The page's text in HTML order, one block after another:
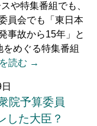
や特集番組でも、
員会でも「東日本
事故から15年」と
めぐる特集番組
読む →
院予算委員
た大臣？